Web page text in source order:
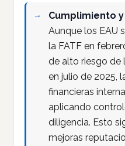
Cumplimiento
Aunque los EAU
la FATF en
de alto riesgo de
en julio de 2025,
financieras
aplicando
diligencia. Esto
mejoras